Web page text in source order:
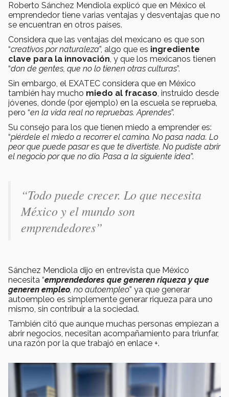
Roberto Sánchez Mendiola explicó que en México el
emprendedor tiene varias ventajas y desventajas que no
se encuentran en otros países.
Considera que las ventajas del mexicano es que son
“creativos por naturaleza”, algo que es ingrediente
clave para la innovación, y que los mexicanos tienen
“don de gentes, que no lo tienen otras culturas”.
Sin embargo, el EXATEC considera que en México
también hay mucho miedo al fracaso, instruido desde
jóvenes, donde (por ejemplo) en la escuela se reprueba,
pero “en la vida real no repruebas. Aprendes”.
Su consejo para los que tienen miedo a emprender es:
“piérdele el miedo a recorrer el camino. No pasa nada. Lo
peor que puede pasar es que te divertiste. No pudiste abrir
el negocio por que no dio. Pasa a la siguiente idea”.
“Todo puede crecer. Lo que necesita
México y el mundo son
emprendedores”
Sánchez Mendiola dijo en entrevista que México
necesita “emprendedores que generen riqueza y que
generen empleo, no autoempleo” ya que generar
autoempleo es simplemente generar riqueza para uno
mismo, sin contribuir a la sociedad.
También citó que aunque muchas personas empiezan a
abrir negocios, necesitan acompañamiento para triunfar,
una razón por la que trabajó en enlace +.